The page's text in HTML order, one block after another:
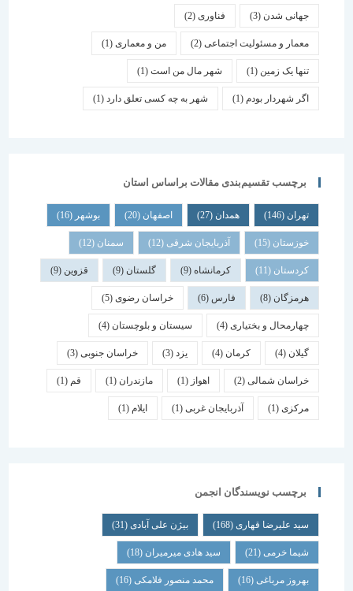
جهانی شدن(3) فناوری (2)
معمار و مسئولیت اجتماعی (2) من و معماری (1)
تنها یک زمین(1) شهر مال من است(1)
اگر شهردار بودم (1) شهر به چه کسی تعلق دارد(1)
برچسب تقسیم‌بندی مقالات براساس استان
همدان اصفهان (20) بوشهر
خوزستان(15) آذربایجان شرقی(12) سمنان (12)
کردستان(11) کرمانشاه(9) گلستان (9) قزوین
هرمزگان(8) فارس خراسان رضوی(5)
چهارمحال و بختیاری (4) سیستان و بلوچستان(4)
کرمان یزد خراسان جنوبی(3)
خراسان شمالی(2) اهواز مازندران(1) قم
(1) آذربایجان غربی(1) ایلام
برچسب نویسندگان انجمن
سید علیرضا قهاری(168) بیژن علی آبادی(31)
شیما خرمی(21) سید هادی میرمیران(18)
بهروز مرباغی (16) محمد منصور فلامکی (16)